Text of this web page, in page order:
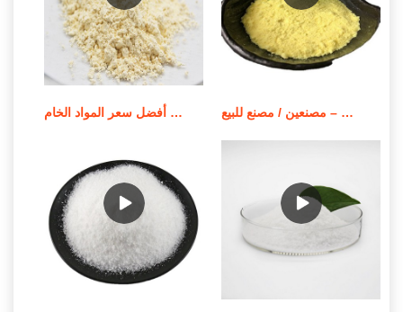
أفضل سعر المواد الخام apam/مسحوق بولي أكريلاميد أنيوني بوليمر بولي أكريلاميد قابل للذوبان في الزيت – مصنعين / مصنع للبيع